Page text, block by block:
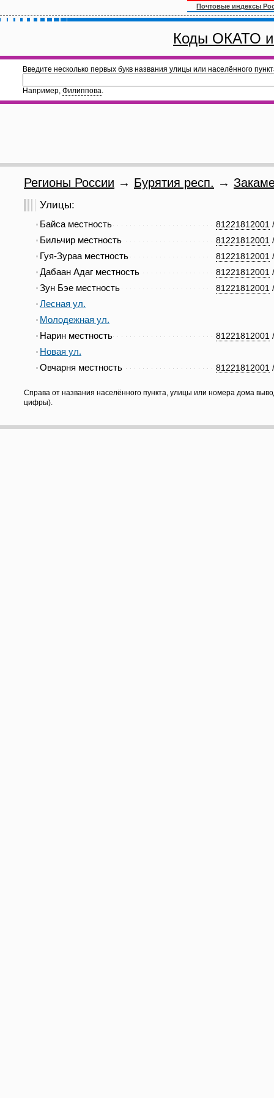
Почтовые индексы
Коды ОКАТО
Введите несколько первых букв названия улицы или населённого
Например, Филиппова.
Регионы России → Бурятия респ. →
Улицы:
81221812001
Байса местность
81221812001
Бильчир местность
81221812001
Гуя-Зураа местность
81221812001
Дабаан Адаг местность
81221812001
Зун Бэе местность
Лесная ул.
Молодежная ул.
81221812001
Нарин местность
Новая ул.
81221812001
Овчарня местность
Справа от названия населённого пункта, улицы или номера дома
цифры).